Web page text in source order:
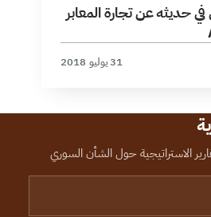
حديثه عن تجارة المعابر
31 يوليو 2018
الاستراتيجية حول الشأن السوري